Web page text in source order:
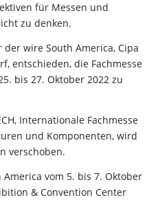
für Messen und
zu denken.
wire South America, Cipa
entschieden, die Fachmesse
bis 27. Oktober 2022 zu
Internationale Fachmesse
und Komponenten, wird
verschoben.
vom 5. bis 7. Oktober
& Convention Center